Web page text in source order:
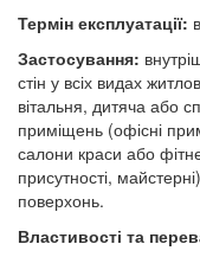
Термін експлуатації:
Застосування:
стін у всіх видах
вітальня, дитяча або
приміщень (офісні
салони краси або
присутності,
поверхонь.
Властивості та